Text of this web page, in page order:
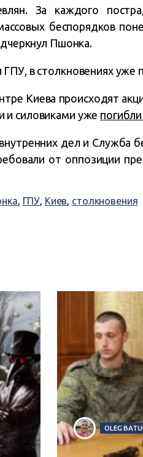
За каждого
беспорядков
Пшонка.
в столкновениях уже
Киева происходят
и силовиками уже
дел и Служба
от оппозиции
, ГПУ, Киев, столкновения
OLEG